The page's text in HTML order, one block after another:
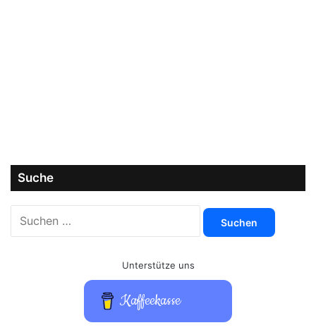
Suche
nach:
Unterstütze uns
Kaffeekasse